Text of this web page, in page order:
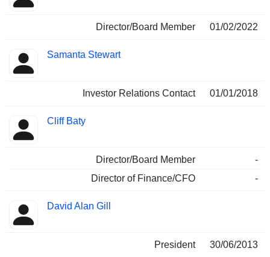
Director/Board Member 01/02/2022
Samanta Stewart
Investor Relations Contact 01/01/2018
Cliff Baty
Director/Board Member
-
Director of Finance/CFO
-
David Alan Gill
President 30/06/2013